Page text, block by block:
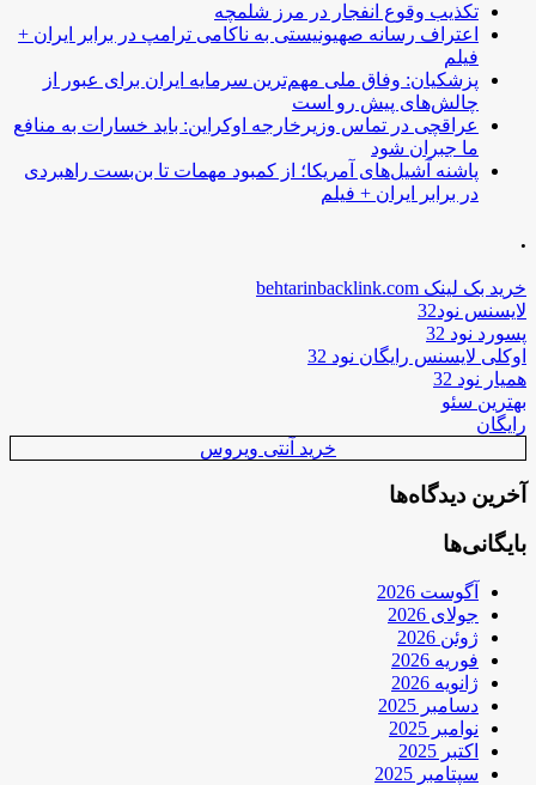
تکذیب وقوع انفجار در مرز شلمچه
اعتراف رسانه صهیونیستی به ناکامی ترامپ در برابر ایران +
فیلم
پزشکیان: وفاق ملی مهم‌ترین سرمایه ایران برای عبور از
چالش‌های پیش رو است
عراقچی در تماس وزیرخارجه اوکراین: باید خسارات به منافع
ما جبران شود
پاشنه آشیل‌های آمریکا؛ از کمبود مهمات تا بن‌بست راهبردی
در برابر ایران + فیلم
.
خرید بک لینک behtarinbacklink.com
لایسنس نود32
پسورد نود 32
اوکلی لایسنس رایگان نود 32
همیار نود 32
بهترین سئو
رایگان
خرید آنتی ویروس
آخرین دیدگاه‌ها
بایگانی‌ها
آگوست 2026
جولای 2026
ژوئن 2026
فوریه 2026
ژانویه 2026
دسامبر 2025
نوامبر 2025
اکتبر 2025
سپتامبر 2025